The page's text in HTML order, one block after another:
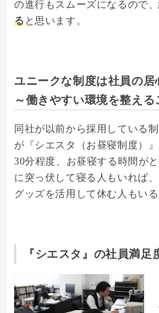
の進行もスムーズになるので、
ると思います。
ユニークな制度は社員の居
～働きやすい環境を整える
同社が以前から採用している
が『シエスタ（お昼寝制度）
30分程度、お昼寝する時間が
に突っ伏して寝る人もいれば
グッズを活用して休む人もいる
『シエスタ』の社員満足